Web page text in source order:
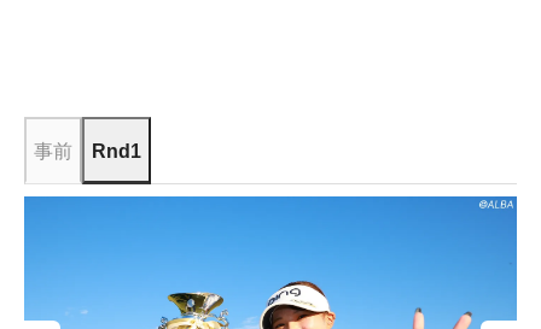
事前 Rnd1